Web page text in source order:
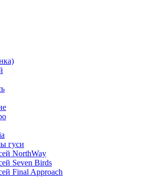
гуси
NorthWay
Seven Birds
Final Approach